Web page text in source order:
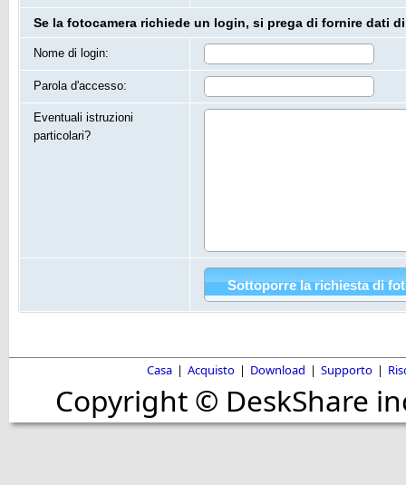
Se la fotocamera richiede un login, si prega di fornire dati
Nome di login:
Parola d'accesso:
Eventuali istruzioni
particolari?
Casa | Acquisto | Download | Supporto |
Copyright © DeskShare